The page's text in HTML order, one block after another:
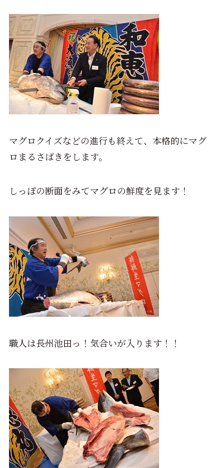
マグロクイズなどの進行も終えて、本格的にマグ
ロまるさばきをします。
しっぽの断面をみてマグロの鮮度を見ます！
職人は長州池田っ！気合いが入ります！！